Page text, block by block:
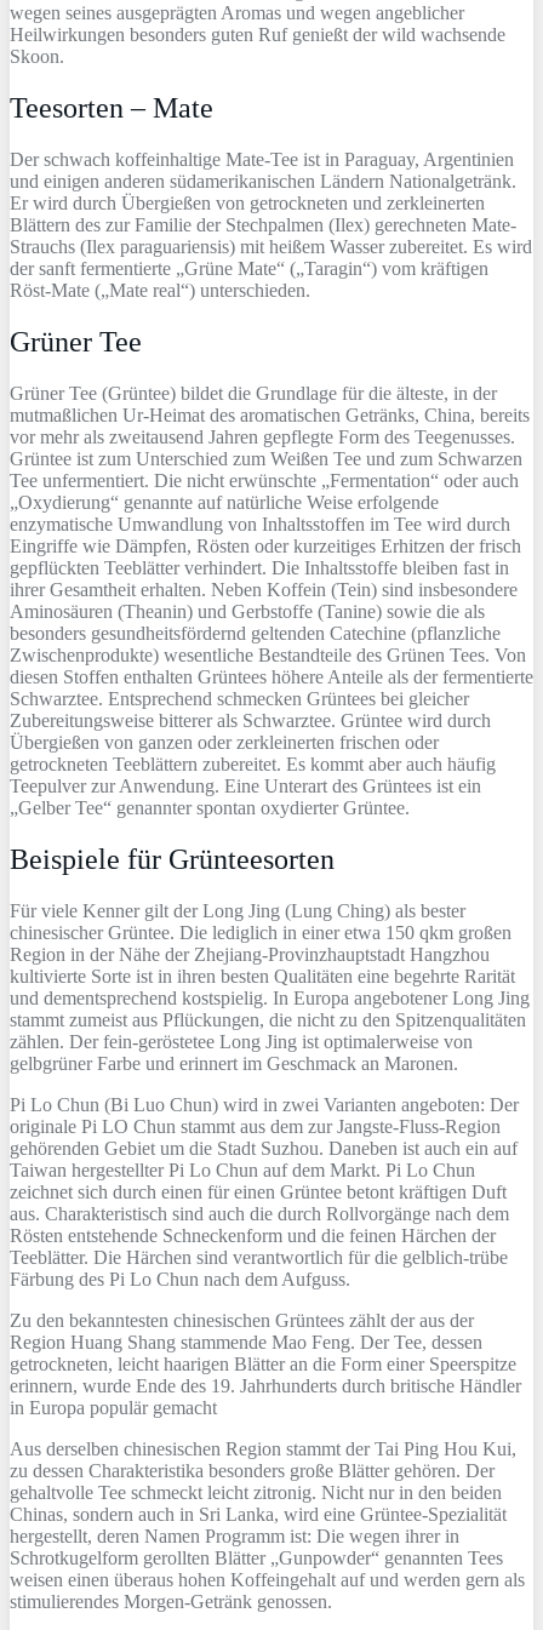
wegen seines ausgeprägten Aromas und wegen angeblicher
Heilwirkungen besonders guten Ruf genießt der wild wachsende
Skoon.
Teesorten – Mate
Der schwach koffeinhaltige Mate-Tee ist in Paraguay, Argentinien
und einigen anderen südamerikanischen Ländern Nationalgetränk.
Er wird durch Übergießen von getrockneten und zerkleinerten
Blättern des zur Familie der Stechpalmen (Ilex) gerechneten Mate-
Strauchs (Ilex paraguariensis) mit heißem Wasser zubereitet. Es wird
der sanft fermentierte „Grüne Mate“ („Taragin“) vom kräftigen
Röst-Mate („Mate real“) unterschieden.
Grüner Tee
Grüner Tee (Grüntee) bildet die Grundlage für die älteste, in der
mutmaßlichen Ur-Heimat des aromatischen Getränks, China, bereits
vor mehr als zweitausend Jahren gepflegte Form des Teegenusses.
Grüntee ist zum Unterschied zum Weißen Tee und zum Schwarzen
Tee unfermentiert. Die nicht erwünschte „Fermentation“ oder auch
„Oxydierung“ genannte auf natürliche Weise erfolgende
enzymatische Umwandlung von Inhaltsstoffen im Tee wird durch
Eingriffe wie Dämpfen, Rösten oder kurzeitiges Erhitzen der frisch
gepflückten Teeblätter verhindert. Die Inhaltsstoffe bleiben fast in
ihrer Gesamtheit erhalten. Neben Koffein (Tein) sind insbesondere
Aminosäuren (Theanin) und Gerbstoffe (Tanine) sowie die als
besonders gesundheitsfördernd geltenden Catechine (pflanzliche
Zwischenprodukte) wesentliche Bestandteile des Grünen Tees. Von
diesen Stoffen enthalten Grüntees höhere Anteile als der fermentierte
Schwarztee. Entsprechend schmecken Grüntees bei gleicher
Zubereitungsweise bitterer als Schwarztee. Grüntee wird durch
Übergießen von ganzen oder zerkleinerten frischen oder
getrockneten Teeblättern zubereitet. Es kommt aber auch häufig
Teepulver zur Anwendung. Eine Unterart des Grüntees ist ein
„Gelber Tee“ genannter spontan oxydierter Grüntee.
Beispiele für Grünteesorten
Für viele Kenner gilt der Long Jing (Lung Ching) als bester
chinesischer Grüntee. Die lediglich in einer etwa 150 qkm großen
Region in der Nähe der Zhejiang-Provinzhauptstadt Hangzhou
kultivierte Sorte ist in ihren besten Qualitäten eine begehrte Rarität
und dementsprechend kostspielig. In Europa angebotener Long Jing
stammt zumeist aus Pflückungen, die nicht zu den Spitzenqualitäten
zählen. Der fein-geröstetee Long Jing ist optimalerweise von
gelbgrüner Farbe und erinnert im Geschmack an Maronen.
Pi Lo Chun (Bi Luo Chun) wird in zwei Varianten angeboten: Der
originale Pi LO Chun stammt aus dem zur Jangste-Fluss-Region
gehörenden Gebiet um die Stadt Suzhou. Daneben ist auch ein auf
Taiwan hergestellter Pi Lo Chun auf dem Markt. Pi Lo Chun
zeichnet sich durch einen für einen Grüntee betont kräftigen Duft
aus. Charakteristisch sind auch die durch Rollvorgänge nach dem
Rösten entstehende Schneckenform und die feinen Härchen der
Teeblätter. Die Härchen sind verantwortlich für die gelblich-trübe
Färbung des Pi Lo Chun nach dem Aufguss.
Zu den bekanntesten chinesischen Grüntees zählt der aus der
Region Huang Shang stammende Mao Feng. Der Tee, dessen
getrockneten, leicht haarigen Blätter an die Form einer Speerspitze
erinnern, wurde Ende des 19. Jahrhunderts durch britische Händler
in Europa populär gemacht
Aus derselben chinesischen Region stammt der Tai Ping Hou Kui,
zu dessen Charakteristika besonders große Blätter gehören. Der
gehaltvolle Tee schmeckt leicht zitronig. Nicht nur in den beiden
Chinas, sondern auch in Sri Lanka, wird eine Grüntee-Spezialität
hergestellt, deren Namen Programm ist: Die wegen ihrer in
Schrotkugelform gerollten Blätter „Gunpowder“ genannten Tees
weisen einen überaus hohen Koffeingehalt auf und werden gern als
stimulierendes Morgen-Getränk genossen.